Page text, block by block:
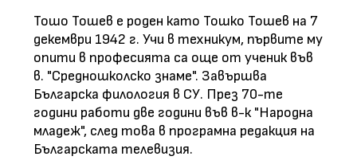
Тошо Тошев е роден като Тошко Тошев на 7
декември 1942 г. Учи в техникум, първите му
опити в професията са още от ученик във
в. "Средношколско знаме". Завършва
Българска филология в СУ. През 70-те
години работи две години във в-к "Народна
младеж", след това в програмна редакция на
Българската телевизия.